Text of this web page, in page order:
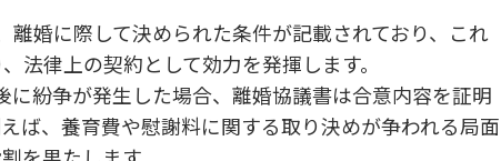
離婚に際して決められた条件が記載されており、これ
法律上の契約として効力を発揮します。
に紛争が発生した場合、離婚協議書は合意内容を証明
ば、養育費や慰謝料に関する取り決めが争われる局面